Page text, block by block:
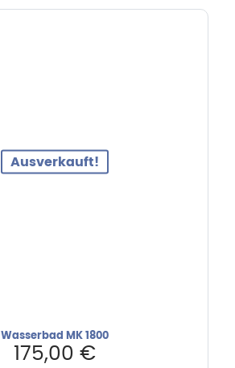
Ausverkauft!
Wasserbad MK 1800
175,00 €